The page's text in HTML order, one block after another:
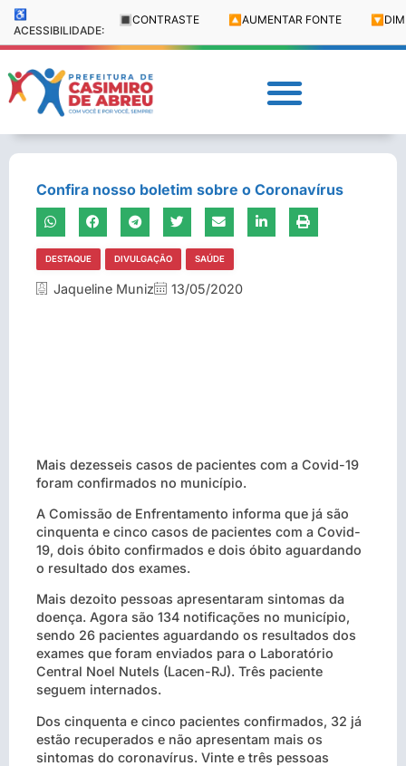
♿
ACESSIBILIDADE:
🔳 CONTRASTE 🔼 AUMENTAR FONTE 🔽
Confira nosso boletim sobre o Coronavírus
DESTAQUE DIVULGAÇÃO SAÚDE
Jaqueline Muniz 13/05/2020
Mais dezesseis casos de pacientes com a Covid-19
foram confirmados no município.
A Comissão de Enfrentamento informa que já são
cinquenta e cinco casos de pacientes com a Covid-
19, dois óbito confirmados e dois óbito aguardando
o resultado dos exames.
Mais dezoito pessoas apresentaram sintomas da
doença. Agora são 134 notificações no município,
sendo 26 pacientes aguardando os resultados dos
exames que foram enviados para o Laboratório
Central Noel Nutels (Lacen-RJ). Três paciente
seguem internados.
Dos cinquenta e cinco pacientes confirmados, 32 já
estão recuperados e não apresentam mais os
sintomas do coronavírus. Vinte e três pessoas